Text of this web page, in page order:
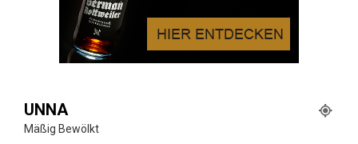
UNNA
Mäßig Bewölkt